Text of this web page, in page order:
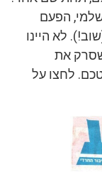
הפעם
לא היינו
שסרק את
לחצו על